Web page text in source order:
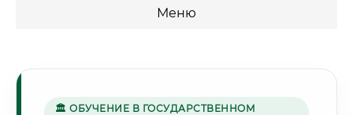
Меню
🏛 ОБУЧЕНИЕ В ГОСУДАРСТВЕННОМ